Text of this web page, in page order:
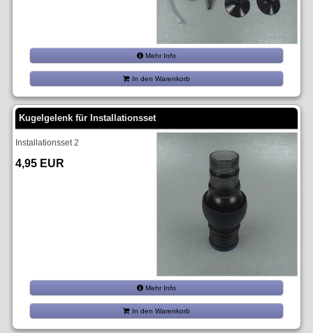
Mehr Info
In den Warenkorb
Kugelgelenk für Installationsset
Installationsset 2
4,95 EUR
Mehr Info
In den Warenkorb